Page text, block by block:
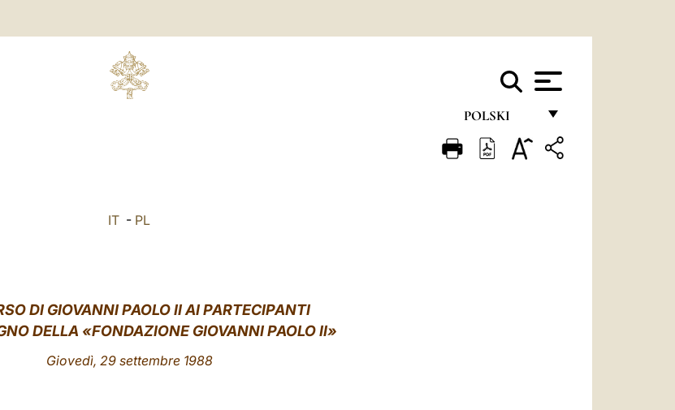
POLSKI
FRANÇAIS
IT - PL
DI GIOVANNI PAOLO II AI PARTECIPANTI
DELLA «FONDAZIONE GIOVANNI PAOLO II»
Giovedì, 29 settembre 1988